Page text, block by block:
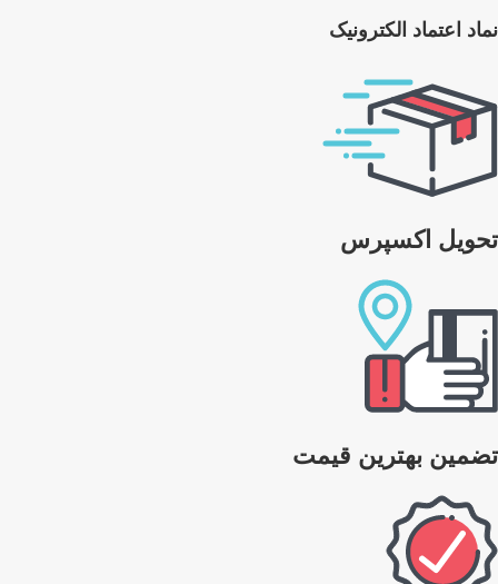
نماد اعتماد الکترونیک
تحویل اکسپرس
تضمین بهترین قیمت